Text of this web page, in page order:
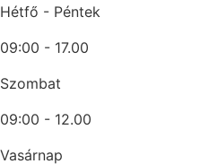
Hétfő - Péntek
09:00 - 17.00
Szombat
09:00 - 12.00
Vasárnap